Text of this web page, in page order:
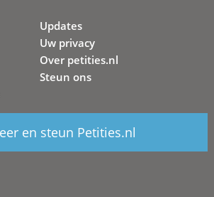
Updates
Uw privacy
Over petities.nl
Steun ons
en steun Petities.nl